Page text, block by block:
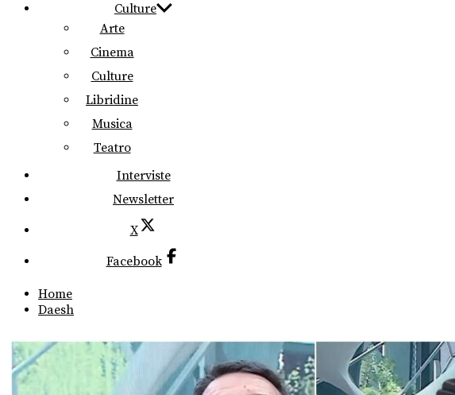
Culture
Arte
Cinema
Culture
Libridine
Musica
Teatro
Interviste
Newsletter
X
Facebook
Home
Daesh